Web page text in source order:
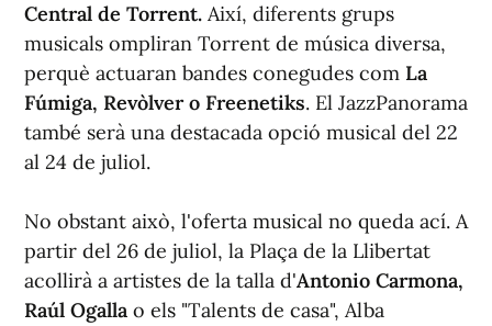
Central de Torrent. Així, diferents grups
musicals ompliran Torrent de música diversa,
perquè actuaran bandes conegudes com La
Fúmiga, Revòlver o Freenetiks. El JazzPanorama
també serà una destacada opció musical del 22
al 24 de juliol.
No obstant això, l'oferta musical no queda ací. A
partir del 26 de juliol, la Plaça de la Llibertat
acollirà a artistes de la talla d'Antonio Carmona,
Raúl Ogalla o els "Talents de casa", Alba